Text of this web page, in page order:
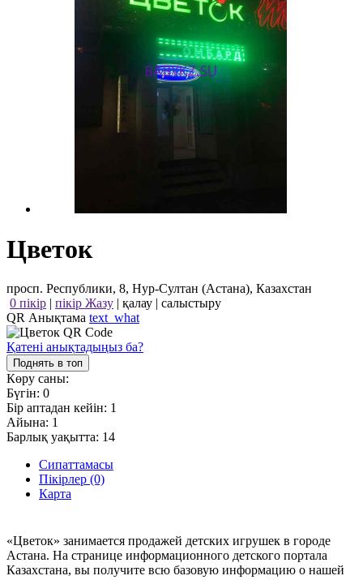
Цветок
просп. Республики, 8, Нур-Султан (Астана), Казахстан
0 пікір | пікір Жазу | қалау | салыстыру
QR Анықтама text_what
Қатені анықтадыңыз ба?
Поднять в топ
Көру саны:
Бүгін: 0
Бір аптадан кейін: 1
Айына: 1
Барлық уақытта: 14
Сипаттамасы
Пікірлер (0)
Карта
«Цветок» занимается продажей детских игрушек в городе
Астана. На странице информационного детского портала
Казахстана, вы получите всю базовую информацию о нашей